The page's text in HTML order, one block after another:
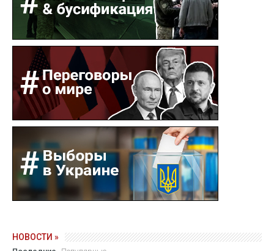
НОВОСТИ »